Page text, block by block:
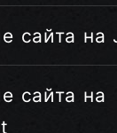
сайта на
сайта на